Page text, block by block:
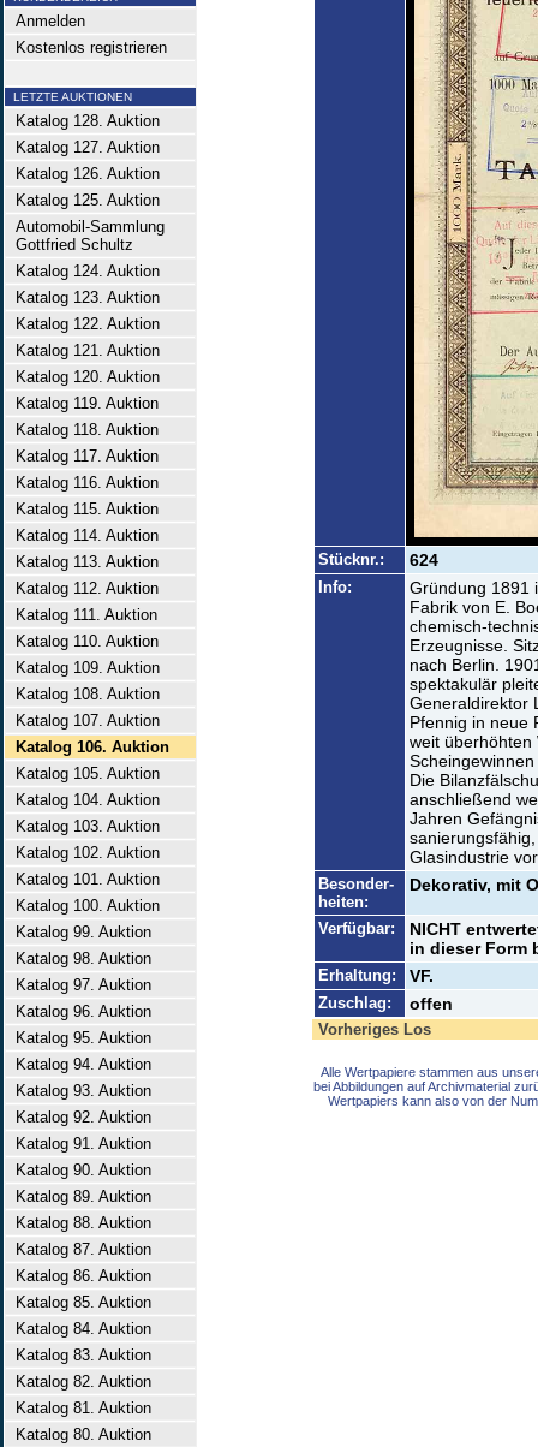
Anmelden
Kostenlos registrieren
LETZTE AUKTIONEN
Katalog 128. Auktion
Katalog 127. Auktion
Katalog 126. Auktion
Katalog 125. Auktion
Automobil-Sammlung
Gottfried Schultz
Katalog 124. Auktion
Katalog 123. Auktion
Katalog 122. Auktion
Katalog 121. Auktion
Katalog 120. Auktion
Katalog 119. Auktion
Katalog 118. Auktion
Katalog 117. Auktion
Katalog 116. Auktion
Katalog 115. Auktion
Katalog 114. Auktion
Katalog 113. Auktion
Katalog 112. Auktion
Katalog 111. Auktion
Katalog 110. Auktion
Katalog 109. Auktion
Katalog 108. Auktion
Katalog 107. Auktion
Katalog 106. Auktion
Katalog 105. Auktion
Katalog 104. Auktion
Katalog 103. Auktion
Katalog 102. Auktion
Katalog 101. Auktion
Katalog 100. Auktion
Katalog 99. Auktion
Katalog 98. Auktion
Katalog 97. Auktion
Katalog 96. Auktion
Katalog 95. Auktion
Katalog 94. Auktion
Katalog 93. Auktion
Katalog 92. Auktion
Katalog 91. Auktion
Katalog 90. Auktion
Katalog 89. Auktion
Katalog 88. Auktion
Katalog 87. Auktion
Katalog 86. Auktion
Katalog 85. Auktion
Katalog 84. Auktion
Katalog 83. Auktion
Katalog 82. Auktion
Katalog 81. Auktion
Katalog 80. Auktion
Stücknr.: 624
Info:
Gründung 1891
Fabrik von E.
chemisch-
Erzeugnisse.
nach Berlin.
spektakulär
Generaldirektor
Pfennig in neue
weit überhöhten
Die
anschließend
Jahren
Glasindustrie
Besonder-
heiten:
Dekorativ, mit
Verfügbar:
NICHT
in dieser Form
Erhaltung: VF.
Zuschlag: offen
Vorheriges Los
Alle Wertpapiere stammen aus
bei Abbildungen auf Archivmaterial
Wertpapiers kann also von der